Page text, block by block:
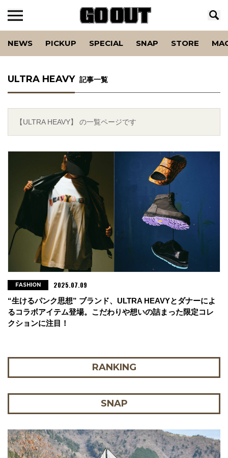
NEWS PICKUP SPECIAL SNAP STORE
ULTRA HEAVY 記事一覧
【ULTRA HEAVY】 の一覧ページです
“生けるパンク思想” ブランド、ULTRA HEAVYとダナーによ
るコラボアイテム登場。こだわりや想いの詰まった限定コレ
クションに注目！
FASHION 2025.07.09
RANKING
SNAP